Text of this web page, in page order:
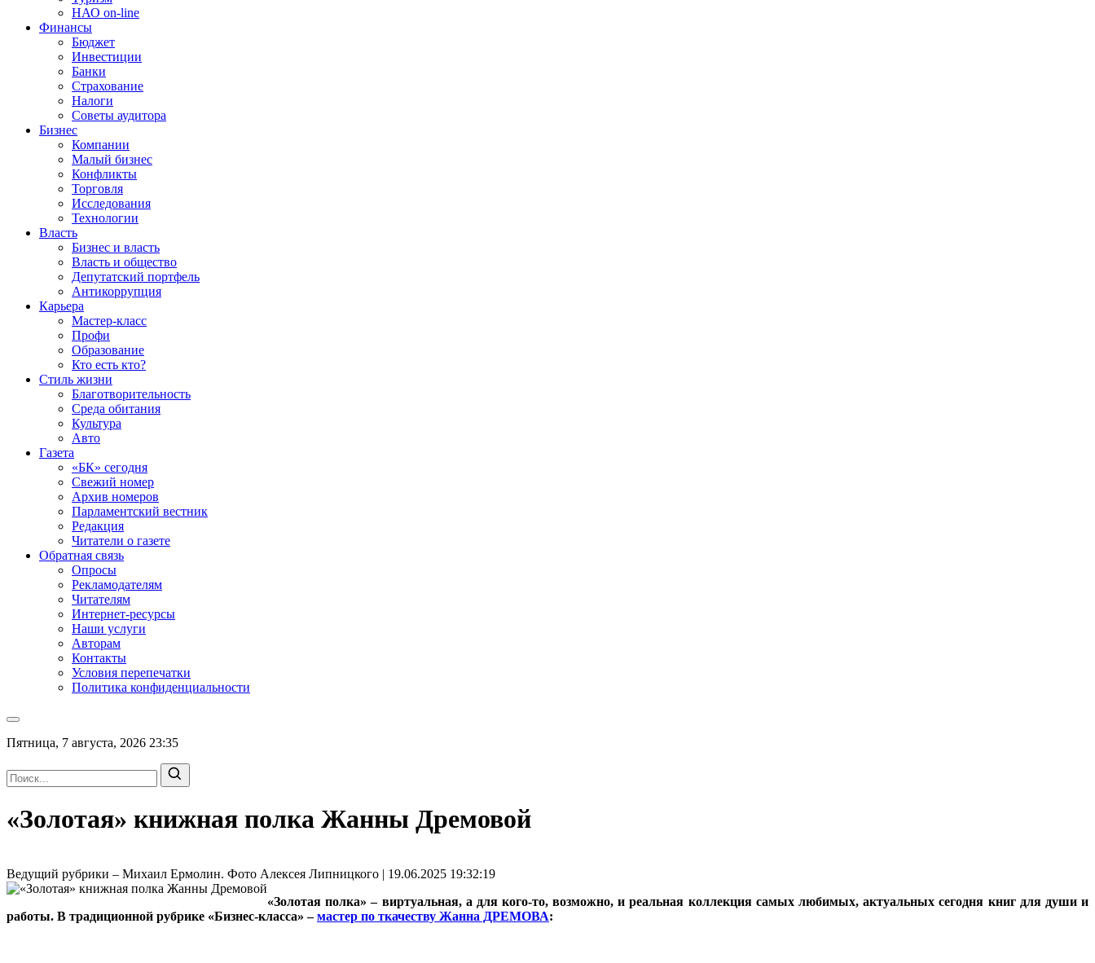
НАО on-line
Финансы
Бюджет
Инвестиции
Банки
Страхование
Налоги
Советы аудитора
Бизнес
Компании
Малый бизнес
Конфликты
Торговля
Исследования
Технологии
Власть
Бизнес и власть
Власть и общество
Депутатский портфель
Антикоррупция
Карьера
Мастер-класс
Профи
Образование
Кто есть кто?
Стиль жизни
Благотворительность
Среда обитания
Культура
Авто
Газета
«БК» сегодня
Свежий номер
Архив номеров
Парламентский вестник
Редакция
Читатели о газете
Обратная связь
Опросы
Рекламодателям
Читателям
Интернет-ресурсы
Наши услуги
Авторам
Контакты
Условия перепечатки
Политика конфиденциальности
Пятница, 7 августа, 2026 23:35
«Золотая» книжная полка Жанны Дремовой
Ведущий рубрики – Михаил Ермолин. Фото Алексея Липницкого | 19.06.2025 19:32:19
«Золотая полка» – виртуальная, а для кого‑то, возможно, и реальная коллекция самых любимых, актуальных сегодня книг для души и
работы. В традиционной рубрике «Бизнес-класса» –мастер по ткачеству Жанна ДРЕМОВА: